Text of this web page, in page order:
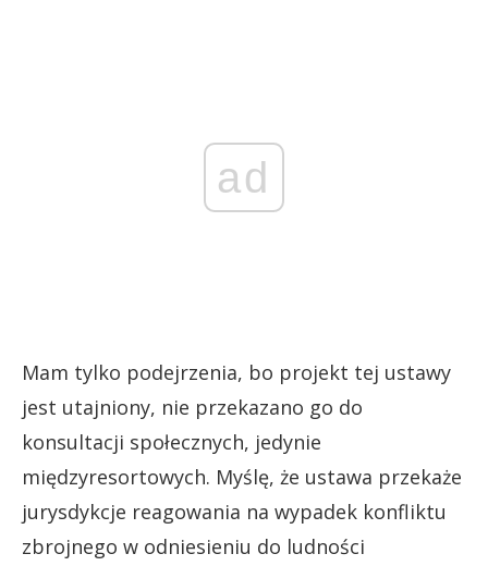
ad
Mam tylko podejrzenia, bo projekt tej ustawy
jest utajniony, nie przekazano go do
konsultacji społecznych, jedynie
międzyresortowych. Myślę, że ustawa przekaże
jurysdykcje reagowania na wypadek konfliktu
zbrojnego w odniesieniu do ludności